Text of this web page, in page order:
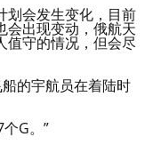
划会发生变化，目前
会出现变动，俄航天
值守的情况，但会尽
的宇航员在着陆时
G。”